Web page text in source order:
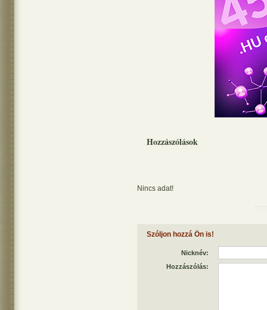
Hozzászólások
Nincs adat!
Szóljon hozzá Ön is!
Nicknév:
Hozzászólás: